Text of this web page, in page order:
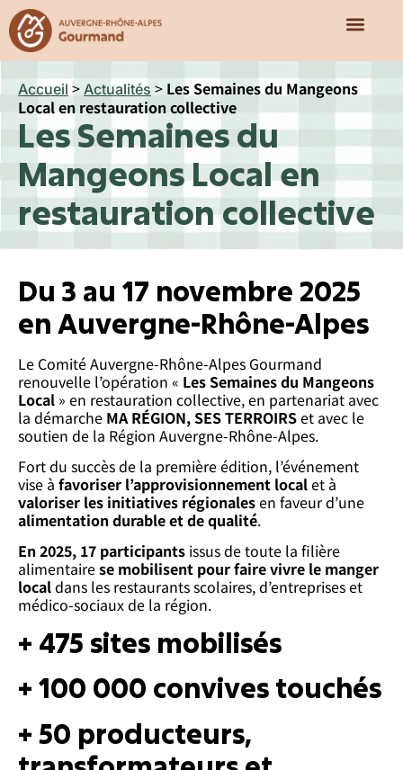
Accueil > Actualités > Les Semaines du Mangeons
Local en restauration collective
Les Semaines du
Mangeons Local en
restauration collective
Du 3 au 17 novembre 2025
en Auvergne-Rhône-Alpes
Le Comité Auvergne-Rhône-Alpes Gourmand
renouvelle l’opération « Les Semaines du Mangeons
Local » en restauration collective, en partenariat avec
la démarche MA RÉGION, SES TERROIRSet avec le
soutien de la Région Auvergne-Rhône-Alpes.
Fort du succès de la première édition, l’événement
vise à favoriser l’approvisionnement localet à
valoriser les initiatives régionalesen faveur d’une
alimentation durable et de qualité.
En 2025, 17 participants issus de toute la filière
alimentairese mobilisent pour faire vivre le manger
localdans les restaurants scolaires, d’entreprises et
médico-sociaux de la région.
+ 475 sites mobilisés
+ 100 000 convives touchés
+ 50 producteurs,